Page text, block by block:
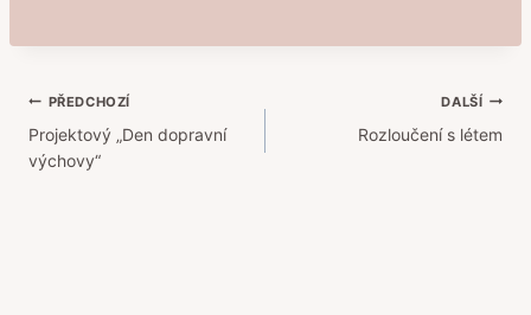
Navigace
pro
PŘEDCHOZÍ
Projektový „Den dopravní
výchovy“
DALŠÍ
Rozloučení s létem